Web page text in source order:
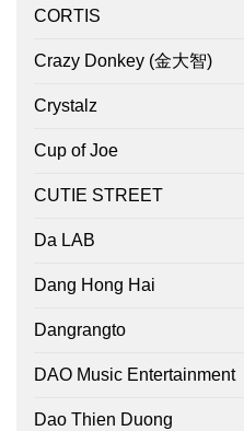
CORTIS
Crazy Donkey (金大智)
Crystalz
Cup of Joe
CUTIE STREET
Da LAB
Dang Hong Hai
Dangrangto
DAO Music Entertainment
Dao Thien Duong